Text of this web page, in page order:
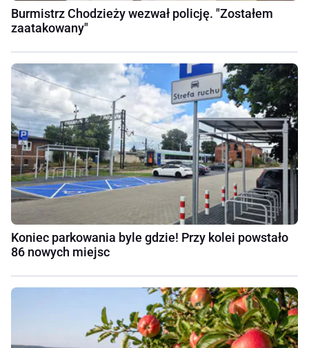
Burmistrz Chodzieży wezwał policję. "Zostałem
zaatakowany"
Koniec parkowania byle gdzie! Przy kolei powstało
86 nowych miejsc